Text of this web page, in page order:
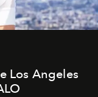
Los Angeles